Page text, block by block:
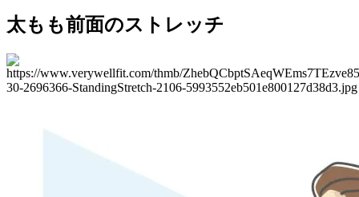
太もも前面のストレッチ